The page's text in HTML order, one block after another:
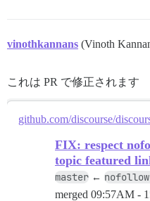
vinothkannans (Vinoth
これは PR で修正されます
github.com/discourse/
FIX: respect
topic featured
master ←
merged 09:57AM -